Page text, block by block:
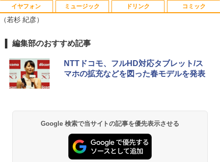
￥31,800
1
2026年8月発売 予約 mini ミニ 2026年9
￥5,180
2 まほうのにこにこおやつ [ まいのおやつ ]
ちいかわ なんか小さくてかわいいやつ
（8） 【電子書籍】[ ナガノ ]
イヤフォン
Anker Soundcore P40i オフホワイト
￥7,990
￥5,990
ミュージック
BRUCE WAYNE feat. Flo Milli, ATL Jacob
[Explicit]
￥250
[Explicit]
ドリンク
by Amazon 天然水 ラベルレス 500ml ×24本
富士山の天然水 バナジウム含有 水 ミネラル
ウォーター ペットボトル 静岡県産 500ミリリ
ットル (Smart Basic)
【Amazon.co.jp限定】 い・ろ・は・す 2L P
ET ラベルレス ×8本
￥1,112
コミック
薬屋のひとりごと 17巻 (デジタル版ビッグガ
ンガンコミックス)
￥770
エース)
（若杉 紀彦）
編集部のおすすめ記事
NTTドコモ、フルHD対応タブレット/ス
マホの拡充などを図った春モデルを発表
Google 検索で当サイトの記事を優先表示させる